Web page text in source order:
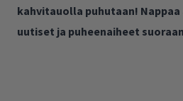
kahvitauolla puhutaan!
uutiset ja puheenaiheet